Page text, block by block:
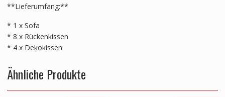
**Lieferumfang:**
* 1 x Sofa
* 8 x Rückenkissen
* 4 x Dekokissen
Ähnliche Produkte